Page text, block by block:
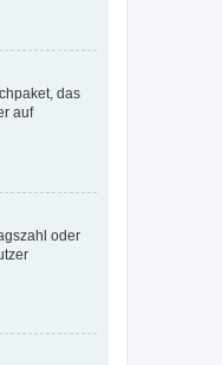
das
auf
oder